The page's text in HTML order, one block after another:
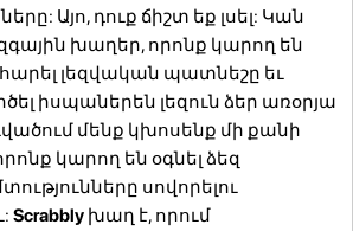
Այո, դուք ճիշտ եք լսել: Կան
խաղեր, որոնք կարող են
լեզվական պատնեշը եւ
իսպաներեն լեզուն ձեր առօրյա
մենք կխոսենք մի քանի
կարող են օգնել ձեզ
սովորելու
Scrabbly խաղ է, որում